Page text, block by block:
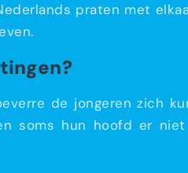
praten met
de jongeren zich
soms hun hoofd er